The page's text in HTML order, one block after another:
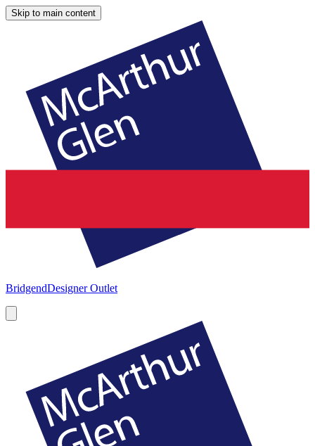
Skip to main content
BridgendDesigner Outlet